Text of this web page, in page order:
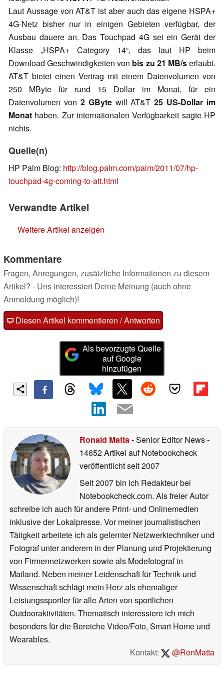
Laut Aussage von AT&T ist aber auch das eigene HSPA+
4G-Netz bisher nur in einigen Gebieten verfügbar, der
Ausbau dauere an. Das Touchpad 4G sei ein Gerät der
Klasse „HSPA+ Category 14“, das laut HP beim
Download Geschwindigkeiten von bis zu 21 MB/serlaubt.
AT&T bietet einen Vertrag mit einem Datenvolumen von
250 MByte für rund 15 Dollar im Monat, für ein
Datenvolumen von 2 GBytewill AT&T25 US-Dollar im
Monat haben. Zur internationalen Verfügbarkeit sagte HP
nichts.
Quelle(n)
HP Palm Blog: http://blog.palm.com/palm/2011/07/hp-
touchpad-4g-coming-to-att.html
Verwandte Artikel
Weitere Artikel anzeigen
Kommentare
Fragen, Anregungen, zusätzliche Informationen zu diesem
Artikel? - Uns interessiert Deine Meinung (auch ohne
Anmeldung möglich)!
Diesen Artikel kommentieren / Antworten
Als bevorzugte Quelle
auf Google
hinzufügen
Ronald Matta- Senior Editor News-
14652 Artikel auf Notebookcheck
veröffentlichtseit 2007
Seit 2007 bin ich Redakteur bei
Notebookcheck.com. Als freier Autor
schreibe ich auch für andere Print- und Onlinemedien
inklusive der Lokalpresse. Vor meiner journalistischen
Tätigkeit arbeitete ich als gelernter Netzwerktechniker und
Fotograf unter anderem in der Planung und Projektierung
von Firmennetzwerken sowie als Modefotograf in
Mailand. Neben meiner Leidenschaft für Technik und
Wissenschaft schlägt mein Herz als ehemaliger
Leistungssportler für alle Arten von sportlichen
Outdooraktivitäten. Thematisch interessiere ich mich
besonders für die Bereiche Video/Foto, Smart Home und
Wearables.
Kontakt:
@RonMatta